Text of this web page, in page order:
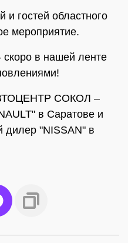
гостей областного
мероприятие.
скоро в нашей ленте
СОКОЛ –
в Саратове и
"NISSAN" в